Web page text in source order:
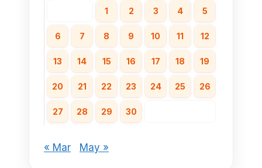
1 2 3 4 5
6 7 8 9 10 11 12
13 14 15 16 17 18 19
20 21 22 23 24 25 26
27 28 29 30
« Mar May »